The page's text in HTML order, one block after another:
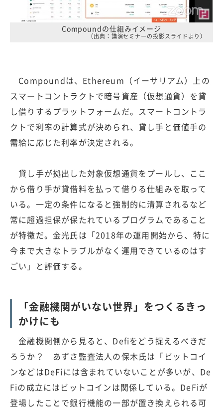
Compoundの仕組みイメージ
（出典：講演セミナーの投影スライドより）
Compoundは、Ethereum（イーサリアム）上の
スマートコントラクトで暗号資産（仮想通貨）を貸
し借りするプラットフォームだ。スマートコントラ
クトで利率の計算式が決められ、貸し手と価値手の
需給に応じた利率が決定される。
貸し手が拠出した対象仮想通貨をプールし、ここ
から借り手が貸借料を払って借りる仕組みを取って
いる。一定の条件になると強制的に清算されるなど
常に超過担保が保たれているプログラムであること
が特徴だ。金光氏は「2018年の運用開始から、特に
今まで大きなトラブルがなく運用できているのはす
ごい」と評価する。
「金融機関がいない世界」をつくるきっ
かけにも
金融機関側から見ると、Defiをどう捉えるべきだ
ろうか？ あずさ監査法人の保木氏は「ビットコイ
ンなどはDeFiには含まれていないことが多いが、De
Fiの成立にはビットコインは関係している。DeFiが
登場したことで銀行機能の一部が置き換えられる可